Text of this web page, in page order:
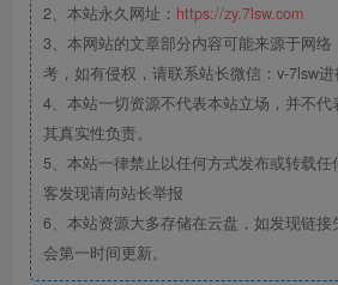
2、本站永久网址： https://zy.7lsw.com
3、本网站的文章部分内容可能来源于网络
考，如有侵权，请联系站长微信：v-7lsw进
4、本站一切资源不代表本站立场，并不
其真实性负责。
5、本站一律禁止以任何方式发布或转载
客发现请向站长举报
6、本站资源大多存储在云盘，如发现链
会第一时间更新。